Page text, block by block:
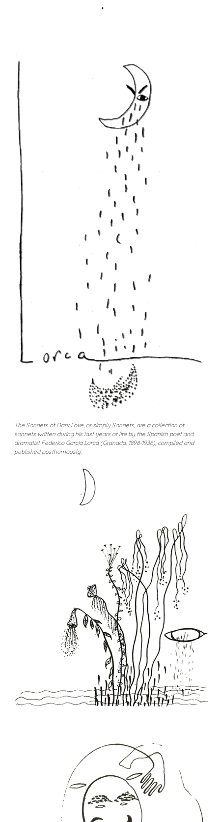
The Sonnets of Dark Love, or simply Sonnets, are a collection of
sonnets written during his last years of life by the Spanish poet and
dramatist Federico García Lorca (Granada, 1898-1936), compiled and
published posthumously.